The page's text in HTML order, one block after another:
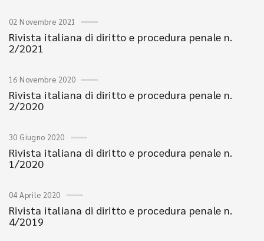
02 Novembre 2021
Rivista italiana di diritto e procedura penale n.
2/2021
16 Novembre 2020
Rivista italiana di diritto e procedura penale n.
2/2020
30 Giugno 2020
Rivista italiana di diritto e procedura penale n.
1/2020
04 Aprile 2020
Rivista italiana di diritto e procedura penale n.
4/2019